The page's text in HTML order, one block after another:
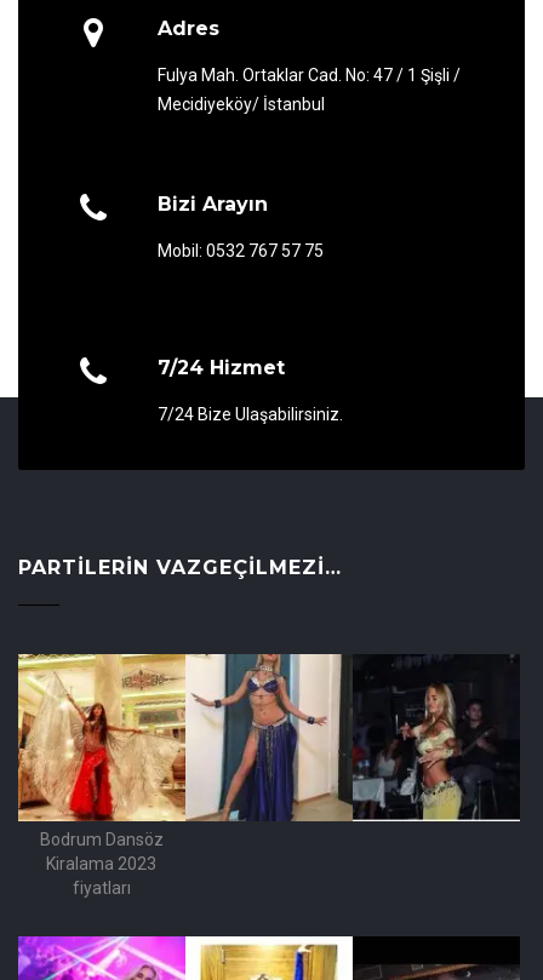
Adres
Fulya Mah. Ortaklar Cad. No: 47 / 1 Şişli /
Mecidiyeköy/ İstanbul
Bizi Arayın
Mobil: 0532 767 57 75
7/24 Hizmet
7/24 Bize Ulaşabilirsiniz.
PARTILERIN VAZGEÇILMEZI…
Bodrum Dansöz
Kiralama 2023
fiyatları